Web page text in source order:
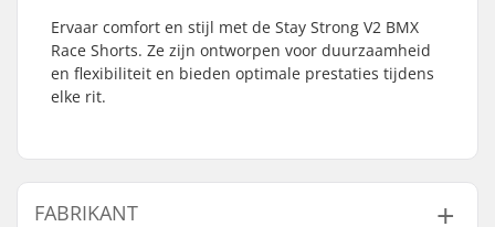
Ervaar comfort en stijl met de Stay Strong V2 BMX
Race Shorts. Ze zijn ontworpen voor duurzaamheid
en flexibiliteit en bieden optimale prestaties tijdens
elke rit.
FABRIKANT